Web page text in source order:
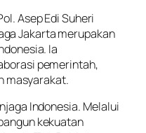
Asep Edi Suheri
Jakarta merupakan
Ia
pemerintah,
masyarakat.
Indonesia. Melalui
kekuatan